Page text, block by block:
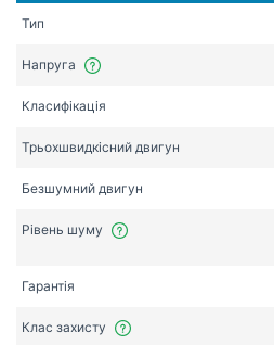
Тип
Напруга
Класифікація
Трьохшвидкісний двигун
Безшумний двигун
Рівень шуму
Гарантія
Клас захисту